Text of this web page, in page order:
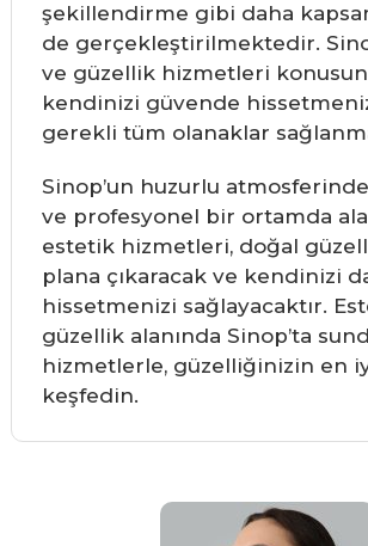
şekillendirme gibi daha
de gerçekleştirilmektedir.
ve güzellik hizmetleri
kendinizi güvende
gerekli tüm olanaklar
Sinop’un huzurlu
ve profesyonel bir ortamda
estetik hizmetleri, doğal
plana çıkaracak ve kendinizi
hissetmenizi sağlayacaktır.
güzellik alanında Sinop’ta
hizmetlerle, güzelliğinizin en
keşfedin.